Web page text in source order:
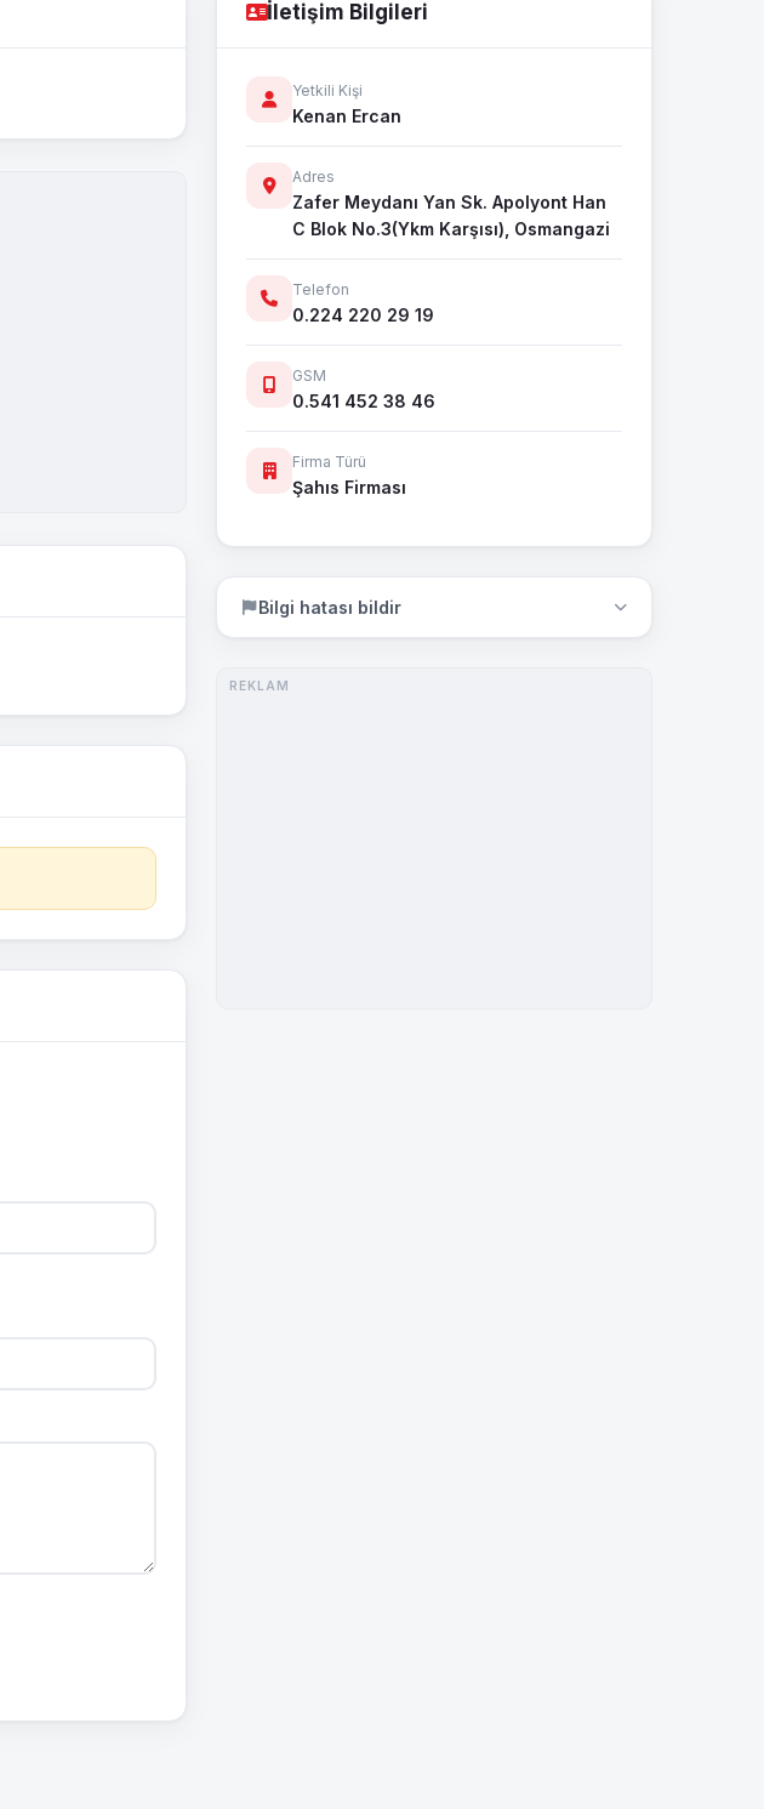
İletişim Bilgileri
Yetkili Kişi
Kenan Ercan
Adres
Zafer Meydanı Yan Sk. Apolyont Han
C Blok No.3(Ykm Karşısı), Osmangazi
Telefon
0.224 220 29 19
GSM
0.541 452 38 46
Firma Türü
Şahıs Firması
Bilgi hatası bildir